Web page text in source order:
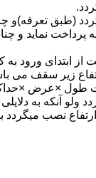
(طبق
نماید و
ورود به
زیر سقف می
×عرض